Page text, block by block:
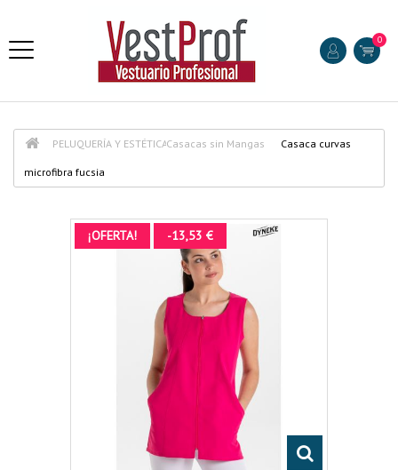
0
PELUQUERÍA Y ESTÉTICACasacas sin Mangas Casaca curvas
microfibra fucsia
¡OFERTA! -13,53 €